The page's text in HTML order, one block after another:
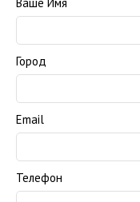
Город
Email
Телефон